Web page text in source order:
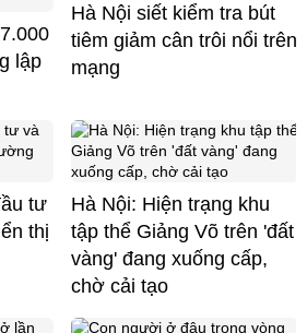
lập
Hà Nội siết kiểm tra bút
tiêm giảm cân trôi nổi trên
mạng
tư
thị
Hà Nội: Hiện trạng khu
tập thể Giảng Võ trên 'đất
vàng' đang xuống cấp,
chờ cải tạo